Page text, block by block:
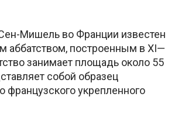
Мишель во Франции известен
аббатством, построенным в XI—
занимает площадь около 55
собой образец
французского укрепленного